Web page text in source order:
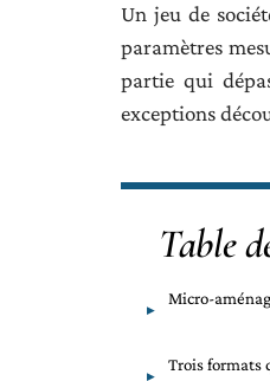
Un jeu de
paramètres
partie qui
exceptions
Table
Micro-
Trois formats